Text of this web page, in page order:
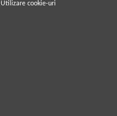
Utilizare cookie-uri